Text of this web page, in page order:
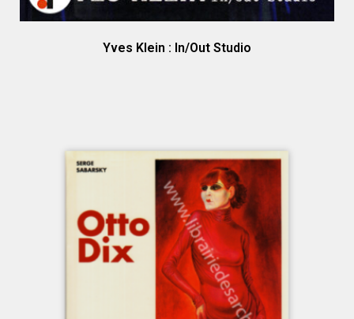
Yves Klein : In/Out Studio